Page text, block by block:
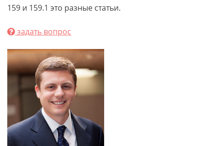
159 и 159.1 это разные статьи.
задать вопрос